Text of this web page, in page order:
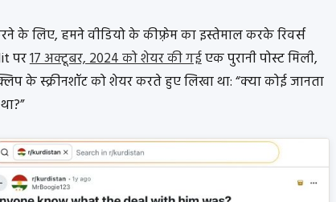
के लिए, हमने वीडियो के कीफ़्रेम का इस्तेमाल करके रिवर्स
पर17 अक्टूबर, 2024 को शेयर की गईएक पुरानी पोस्ट मिली,
के स्क्रीनशॉट को शेयर करते हुए लिखा था: “क्या कोई जानता